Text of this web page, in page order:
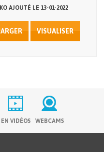
AJOUTÉ LE 13-01-2022
VISUALISER
EN VIDÉOS WEBCAMS